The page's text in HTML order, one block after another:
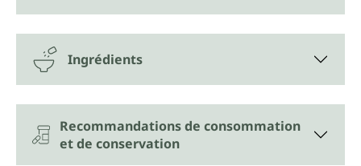
Ingrédients
Recommandations de consommation
et de conservation